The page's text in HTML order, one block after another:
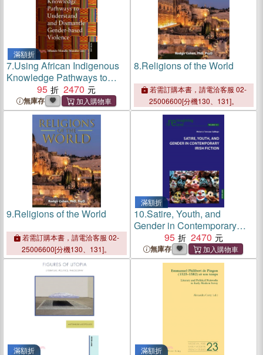
滿額折
7.Using African Indigenous
Knowledge Pathways to
Understand and Dismantle
Gender-based Violence
95 2470
無庫存
8.Religions of the World
若需訂購本書，請電洽客服 02-
25006600[分機130、131]。
9.Religions of the World
若需訂購本書，請電洽客服 02-
25006600[分機130、131]。
滿額折
10.Satire, Youth, and
Gender in Contemporary
Irish Fiction
95 2470
無庫存
滿額折 滿額折